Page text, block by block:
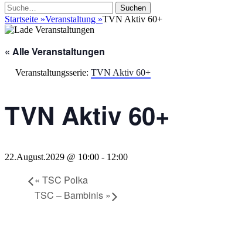
Suche
nach:
Startseite »Veranstaltung »TVN Aktiv 60+
« Alle Veranstaltungen
Veranstaltungsserie: TVN Aktiv 60+
TVN Aktiv 60+
22.August.2029 @ 10:00 - 12:00
« TSC Polka
TSC – Bambinis »